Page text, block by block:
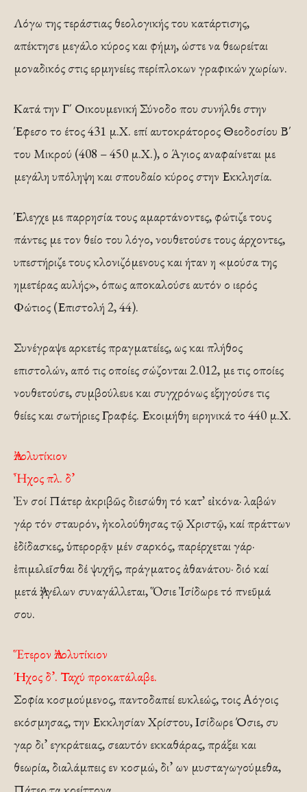
Λόγω της τεράστιας θεολογικής του κατάρτισης,
απέκτησε μεγάλο κύρος και φήμη, ώστε να θεωρείται
μοναδικός στις ερμηνείες περίπλοκων γραφικών χωρίων.
Κατά την Γ΄ Οικουμενική Σύνοδο που συνήλθε στην
Έφεσο το έτος 431 μ.Χ. επί αυτοκράτορος Θεοδοσίου Β΄
του Μικρού (408 – 450 μ.Χ.), ο Άγιος αναφαίνεται με
μεγάλη υπόληψη και σπουδαίο κύρος στην Εκκλησία.
Έλεγχε με παρρησία τους αμαρτάνοντες, φώτιζε τους
πάντες με τον θείο του λόγο, νουθετούσε τους άρχοντες,
υπεστήριζε τους κλονιζόμενους και ήταν η «μούσα της
ημετέρας αυλής», όπως αποκαλούσε αυτόν ο ιερός
Φώτιος (Επιστολή 2, 44).
Συνέγραψε αρκετές πραγματείες, ως και πλήθος
επιστολών, από τις οποίες σώζονται 2.012, με τις οποίες
νουθετούσε, συμβούλευε και συγχρόνως εξηγούσε τις
θείες και σωτήριες Γραφές. Εκοιμήθη ειρηνικά το 440 μ.Χ.
Ἀπολυτίκιον
Ἦχος πλ. δ’
Ἐν σοί Πάτερ ἀκριβῶς διεσώθη τό κατ᾽ εἰκόνα· λαβών
γάρ τόν σταυρόν, ἠκολούθησας τῷ Χριστῷ, καί πράττων
ἐδίδασκες, ὑπερορᾷν μέν σαρκός, παρέρχεται γάρ·
ἐπιμελεῖσθαι δέ ψυχῆς, πράγματος ἀθανάτoυ· διό καί
μετά Ἀγγέλων συναγάλλεται, Ὅσιε Ἰσίδωρε τό πνεῦμά
σου.
Ἕτερον Ἀπολυτίκιον
Ήχος δ’. Ταχύ προκατάλαβε.
Σοφία κοσμούμενος, παντοδαπεί ευκλεώς, τοις Αόγοις
εκόσμησας, την Εκκλησίαν Χρίστου, Ισίδωρε Όσιε, συ
γαρ δι’ εγκράτειας, σεαυτόν εκκαθάρας, πράξει και
θεωρία, διαλάμπεις εν κοσμώ, δι’ ων μυσταγωγούμεθα,